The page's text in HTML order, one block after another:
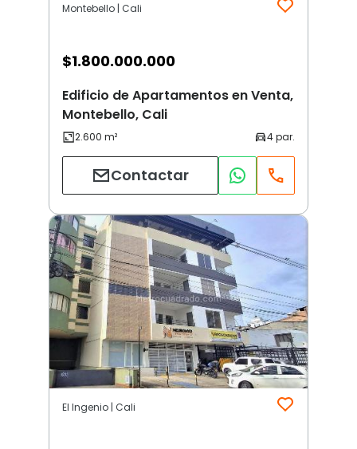
Montebello | Cali
$1.800.000.000
Edificio de Apartamentos en Venta,
Montebello, Cali
Contactar
El Ingenio | Cali